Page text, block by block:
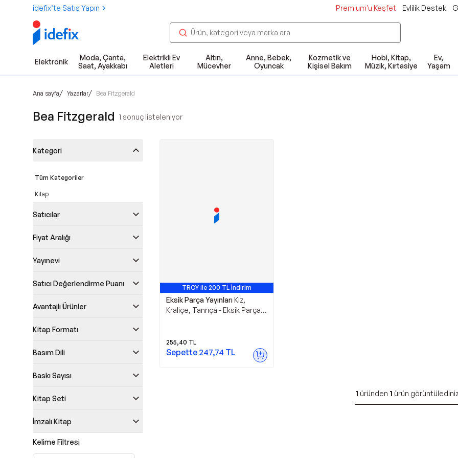
idefix’te Satış Yapın Premium'u Keşfet Evlilik Destek
Elektronik
Moda, Çanta,
Saat, Ayakkabı
Elektrikli Ev
Aletleri
Altın,
Mücevher
Anne, Bebek,
Oyuncak
Kozmetik ve
Kişisel Bakım
Hobi, Kitap,
Müzik, Kırtasiye
Ev,
Yaşam
Ana sayfa/ Yazarlar/ Bea Fitzgerald
Bea Fitzgerald 1 sonuç listeleniyor
Kategori
Tüm Kategoriler
Kitap
Satıcılar
Fiyat Aralığı
Yayınevi
Satıcı Değerlendirme Puanı
Avantajlı Ürünler
Kitap Formatı
Basım Dili
Baskı Sayısı
Kitap Seti
İmzalı Kitap
Kelime Filtresi
TROY ile 200 TL İndirim
Eksik Parça Yayınları Kız,
Kraliçe, Tanrıça - Eksik Parça
255,40 TL
Sepette 247,74 TL
1 üründen 1 ürün